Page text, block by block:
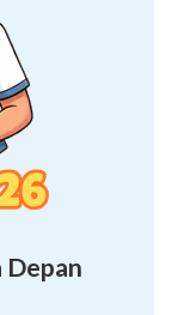
Depan